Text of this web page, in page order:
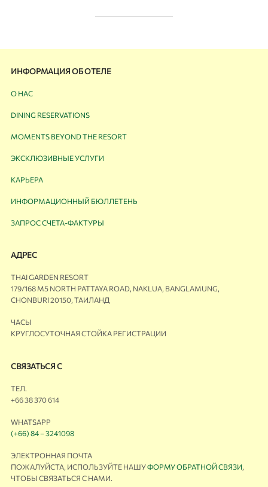
ИНФОРМАЦИЯ ОБ ОТЕЛЕ
О НАС
DINING RESERVATIONS
MOMENTS BEYOND THE RESORT
ЭКСКЛЮЗИВНЫЕ УСЛУГИ
КАРЬЕРА
ИНФОРМАЦИОННЫЙ БЮЛЛЕТЕНЬ
ЗАПРОС СЧЕТА-ФАКТУРЫ
АДРЕС
THAI GARDEN RESORT
179/168 M5 NORTH PATTAYA ROAD, NAKLUA, BANGLAMUNG,
CHONBURI 20150, ТАИЛАНД
ЧАСЫ
КРУГЛОСУТОЧНАЯ СТОЙКА РЕГИСТРАЦИИ
СВЯЗАТЬСЯ С
ТЕЛ.
+66 38 370 614
WHATSAPP
(+66) 84 – 3241098
ЭЛЕКТРОННАЯ ПОЧТА
ПОЖАЛУЙСТА, ИСПОЛЬЗУЙТЕ НАШУФОРМУ ОБРАТНОЙ СВЯЗИ,
ЧТОБЫ СВЯЗАТЬСЯ С НАМИ.